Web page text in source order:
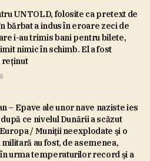
UNTOLD, folosite ca pretext de
bărbat a indus în eroare zeci de
i-au trimis bani pentru bilete,
nimic în schimb. El a fost
reţinut
– Epave ale unor nave naziste ies
ce nivelul Dunării a scăzut
/ Muniţii neexplodate şi o
au fost, de asemenea,
urma temperaturilor record şi a